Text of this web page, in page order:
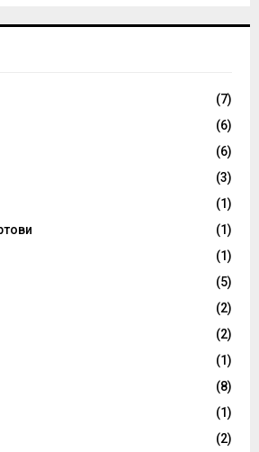
(7)
(6)
(6)
(3)
(1)
(1)
(1)
(5)
(2)
(2)
(1)
(8)
(1)
(2)